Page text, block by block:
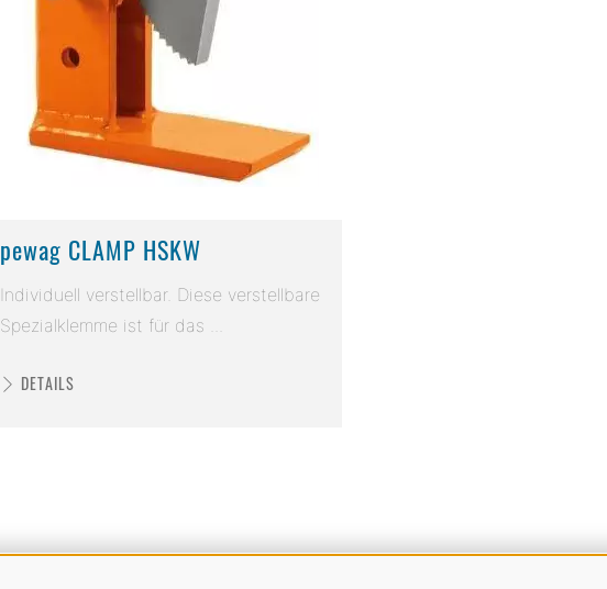
pewag CLAMP HSKW
Individuell verstellbar. Diese verstellbare
Spezialklemme ist für das ...
DETAILS